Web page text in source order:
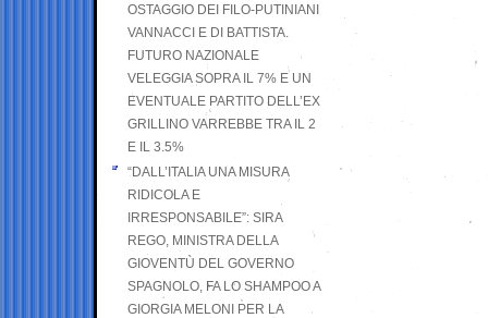
OSTAGGIO DEI FILO-PUTINIANI
VANNACCI E DI BATTISTA.
FUTURO NAZIONALE
VELEGGIA SOPRA IL 7% E UN
EVENTUALE PARTITO DELL’EX
GRILLINO VARREBBE TRA IL 2
E IL 3.5%
“DALL’ITALIA UNA MISURA
RIDICOLA E
IRRESPONSABILE”: SIRA
REGO, MINISTRA DELLA
GIOVENTÙ DEL GOVERNO
SPAGNOLO, FA LO SHAMPOO A
GIORGIA MELONI PER LA